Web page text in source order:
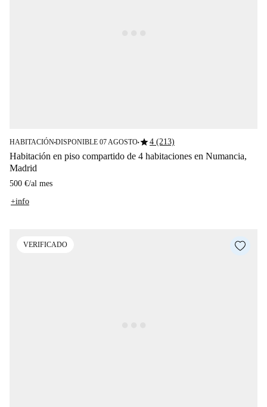
HABITACIÓN■DISPONIBLE 07 AGOSTO■star4 (213)
Habitación en piso compartido de 4 habitaciones en Numancia,
Madrid
500 €/al mes
+info
VERIFICADO